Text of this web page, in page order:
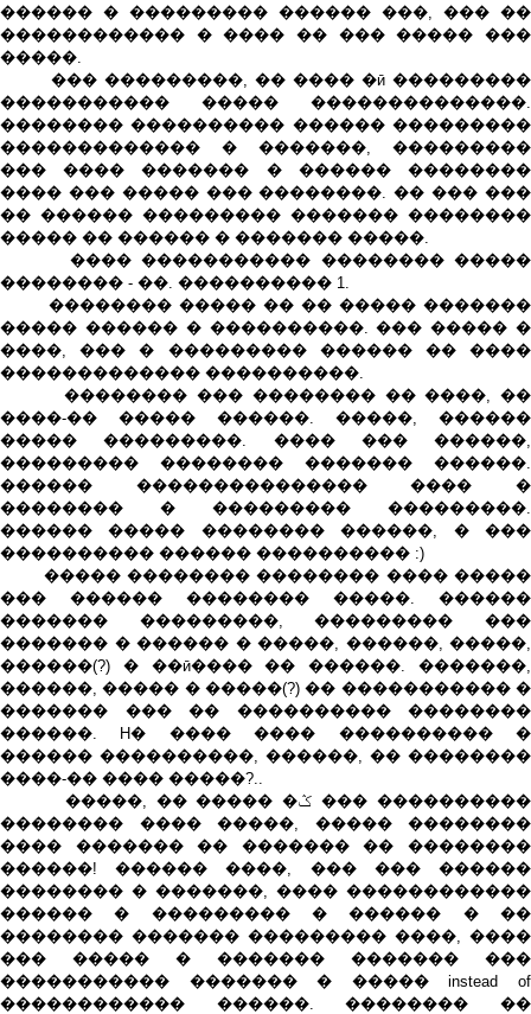
������ � ��������� ������ ���, ��� ��
������������ � ���� �� ��� ����� ���
�����.
��� ���������, �� ���� �ӣ ���������
����������� ����� ��������������.
�������� ���������� ������ ���������
������������� � �������, ���������
��� ���� ������� � ������ ��������
���� ��� ����� ��� ��������. �� ��� ���
�� ������ ��������� ������� ��������
����� �� ������ � ������� �����.
���� ����������� �������� �����
�������� - ��. ���������� 1.
�������� ����� �� �� ����� �������
����� ������ � ����������. ��� ����� �
����, ��� � ��������� ������ �� ����
������������� ����������.
�������� ��� �������� �� ����, ��
����-�� ����� ������. �����, ������
����� ���������. ���� ��� ������,
��������� �������� ������� ������.
������ ��������������� ���� �
�������� � ��������� ���������.
������ ����� �������� ������, � ���
���������� ������ ���������� :)
����� �������� �������� ���� �����
��� ������ �������� �����. ������
������� ���������, ��������� ���
������� � ������ � �����, ������, �����,
������(?) � ��ӣ���� �� ������. �������,
������, ����� � �����(?) �� ����������� �
������� ��� �� ���������� ��������
������. H� ���� ���� ���������� �
������ ����������, ������, �� ��������
����-�� ���� �����?..
�����, �� ����� �ݣ ��� ����������
�������� ���� �����, ����� ��������
���� ������� �� ������� �� ��������
������! ������ ����, ��� ��� ������
�������� � �������, ���� ������������
������ � ��������� � ������ � ��
�������� ������� ��������� ����, ����
��� ����� � ������� ������� ���
����������� ������� � ����� instead of
������������ ������. �������� ��